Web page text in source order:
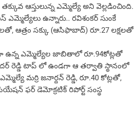
ఆస్తులున్న ఎమ్మెల్యే అని వెల్లడించింది.
ఉన్నారు.. రవిశంకర్ సుంకే
ఆత్రం సక్కు (ఆసిఫాబాద్) రూ.27 లక్షలతో
ఎమ్మెల్యేల జాబితాలో రూ.94కోట్లతో
రెడ్డి టాప్ లో ఉండగా ఆ తర్వాతి స్థానంలో
మర్రి జనార్దన్ రెడ్డి, రూ.40 కోట్లతో,
ఫర్ డెమోక్రటిక్ రిపోర్ట్ సంస్థ